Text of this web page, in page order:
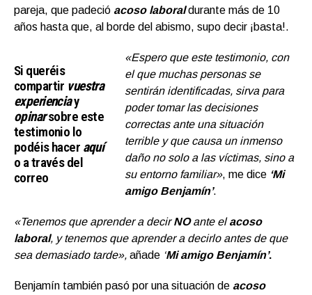
pareja, que padeció acoso laboraldurante más de 10
años hasta que, al borde del abismo, supo decir ¡basta!.
Si queréis
compartir vuestra
experienciay
opinarsobre este
testimonio lo
podéis hacer aquí
o a través del
correo
info@jupsin.com
«Espero que este testimonio, con
el que muchas personas se
sentirán identificadas, sirva para
poder tomar las decisiones
correctas ante una situación
terrible y que causa un inmenso
daño no solo a las víctimas, sino a
su entorno familiar», me dice ‘Mi
amigo Benjamín’.
«Tenemos que aprender a decirNOante elacoso
laboral, y tenemos que aprender a decirlo antes de que
sea demasiado tarde», añade ‘Mi amigo Benjamín’.
Benjamín también pasó por una situación de acoso